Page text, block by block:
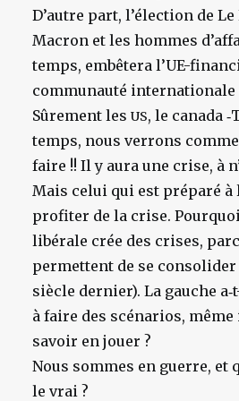
D’autre part, l’élection de
Macron et les hommes
temps, embêtera l’UE-
communauté internationale
Sûrement les US, le canada
temps, nous verrons
faire !! Il y aura une crise, à
Mais celui qui est préparé à
profiter de la crise.
libérale crée des crises,
permettent de se
siècle dernier). La gauche
à faire des scénarios,
savoir en jouer ?
Nous sommes en guerre, et
le vrai ?